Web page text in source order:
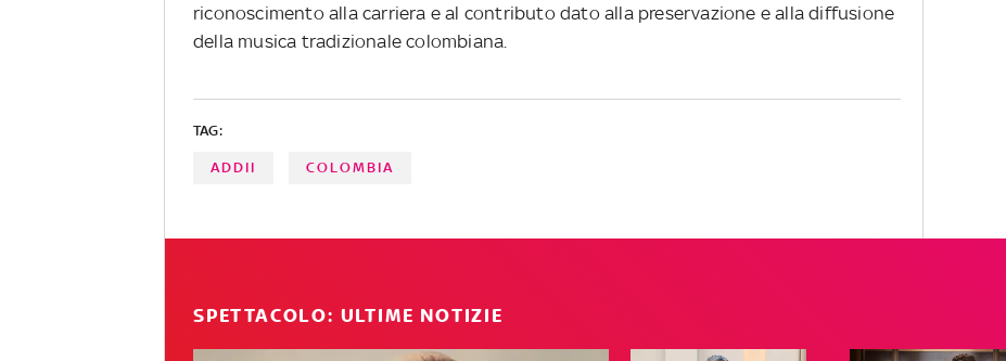
riconoscimento alla carriera e al contributo dato alla preservazione e alla diffusione
della musica tradizionale colombiana.
TAG:
ADDII COLOMBIA
SPETTACOLO: ULTIME NOTIZIE